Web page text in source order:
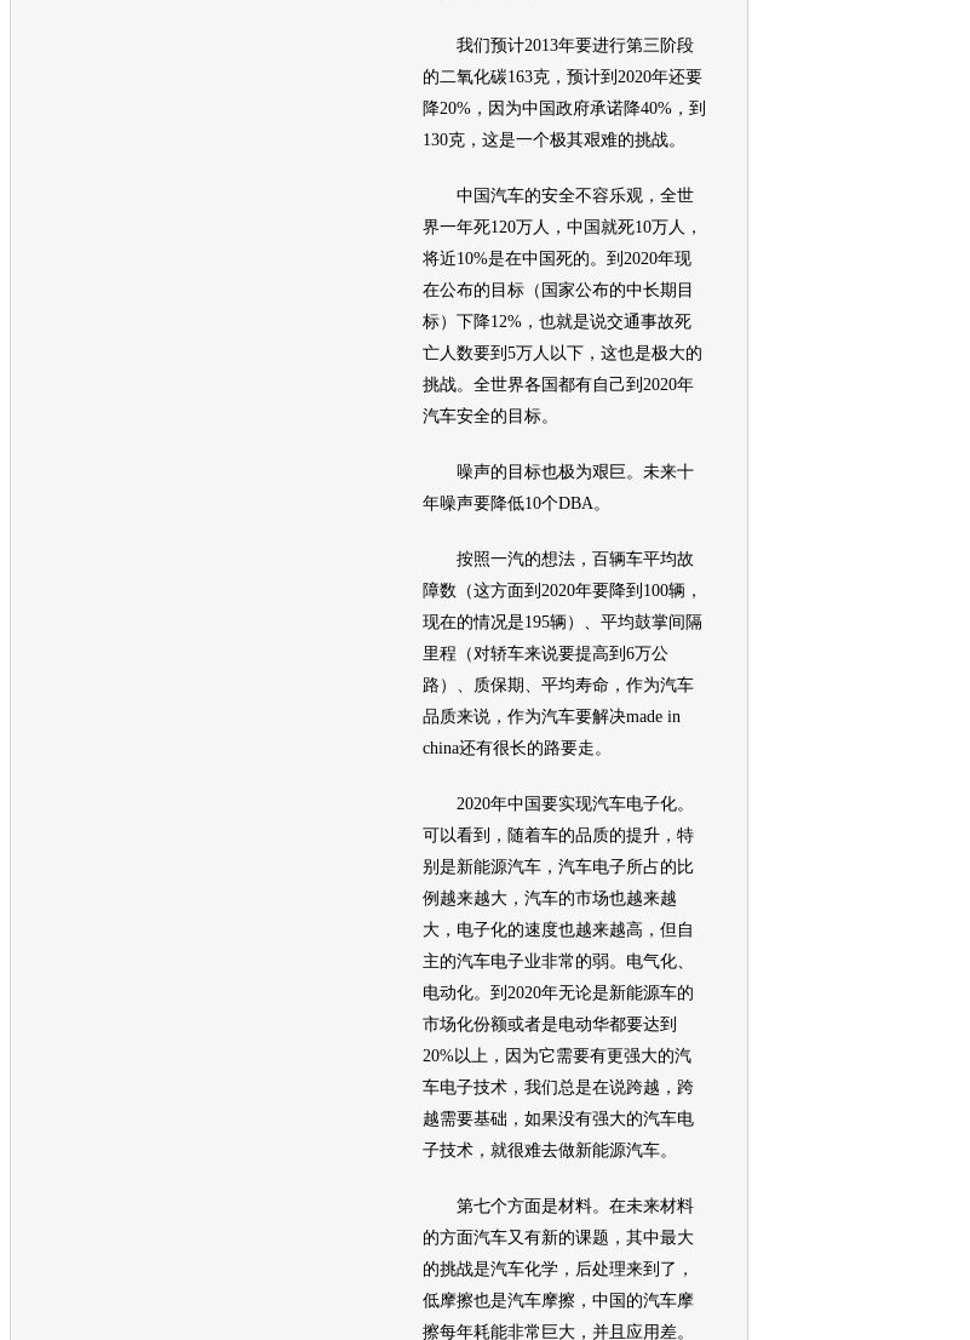
我们预计2013年要进行第三阶段
的二氧化碳163克，预计到2020年还要
降20%，因为中国政府承诺降40%，到
130克，这是一个极其艰难的挑战。
中国汽车的安全不容乐观，全世
界一年死120万人，中国就死10万人，
将近10%是在中国死的。到2020年现
在公布的目标（国家公布的中长期目
标）下降12%，也就是说交通事故死
亡人数要到5万人以下，这也是极大的
挑战。全世界各国都有自己到2020年
汽车安全的目标。
噪声的目标也极为艰巨。未来十
年噪声要降低10个DBA。
按照一汽的想法，百辆车平均故
障数（这方面到2020年要降到100辆，
现在的情况是195辆）、平均鼓掌间隔
里程（对轿车来说要提高到6万公
路）、质保期、平均寿命，作为汽车
品质来说，作为汽车要解决made in
china还有很长的路要走。
2020年中国要实现汽车电子化。
可以看到，随着车的品质的提升，特
别是新能源汽车，汽车电子所占的比
例越来越大，汽车的市场也越来越
大，电子化的速度也越来越高，但自
主的汽车电子业非常的弱。电气化、
电动化。到2020年无论是新能源车的
市场化份额或者是电动华都要达到
20%以上，因为它需要有更强大的汽
车电子技术，我们总是在说跨越，跨
越需要基础，如果没有强大的汽车电
子技术，就很难去做新能源汽车。
第七个方面是材料。在未来材料
的方面汽车又有新的课题，其中最大
的挑战是汽车化学，后处理来到了，
低摩擦也是汽车摩擦，中国的汽车摩
擦每年耗能非常巨大，并且应用差。